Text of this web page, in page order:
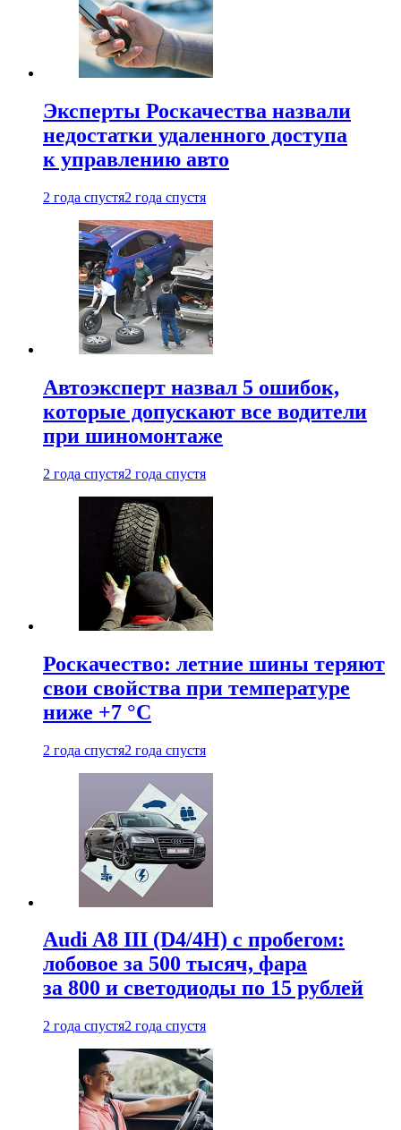
Эксперты Роскачества назвали
недостатки удаленного доступа
к управлению авто
2 года спустя2 года спустя
Автоэксперт назвал 5 ошибок,
которые допускают все водители
при шиномонтаже
2 года спустя2 года спустя
Роскачество: летние шины теряют
свои свойства при температуре
ниже +7 °C
2 года спустя2 года спустя
Audi A8 III (D4/4H) c пробегом:
лобовое за 500 тысяч, фара
за 800 и светодиоды по 15 рублей
2 года спустя2 года спустя